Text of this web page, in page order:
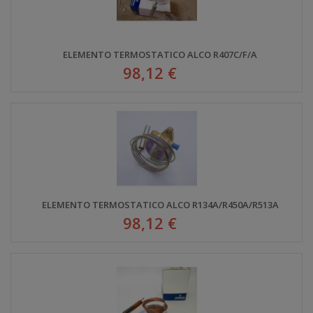
ELEMENTO TERMOSTATICO ALCO R407C/F/A
98,12 €
ELEMENTO TERMOSTATICO ALCO R134A/R450A/R513A
98,12 €